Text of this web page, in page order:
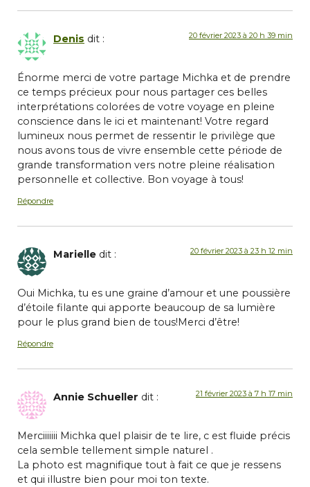
Denis dit : 20 février 2023 à 20 h 39 min
Énorme merci de votre partage Michka et de prendre
ce temps précieux pour nous partager ces belles
interprétations colorées de votre voyage en pleine
conscience dans le ici et maintenant! Votre regard
lumineux nous permet de ressentir le privilège que
nous avons tous de vivre ensemble cette période de
grande transformation vers notre pleine réalisation
personnelle et collective. Bon voyage à tous!
Répondre
Marielle dit : 20 février 2023 à 23 h 12 min
Oui Michka, tu es une graine d’amour et une poussière
d’étoile filante qui apporte beaucoup de sa lumière
pour le plus grand bien de tous!Merci d’être!
Répondre
Annie Schueller dit : 21 février 2023 à 7 h 17 min
Merciiiiiii Michka quel plaisir de te lire, c est fluide précis
cela semble tellement simple naturel .
La photo est magnifique tout à fait ce que je ressens
et qui illustre bien pour moi ton texte.